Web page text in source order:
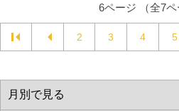
6ページ （全7ペ
2 3 4 5